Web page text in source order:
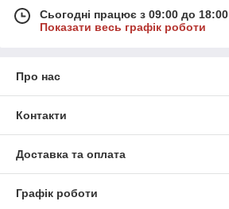
Сьогодні працює з 09:00 до 18:00
Показати весь графік роботи
Про нас
Контакти
Доставка та оплата
Графік роботи